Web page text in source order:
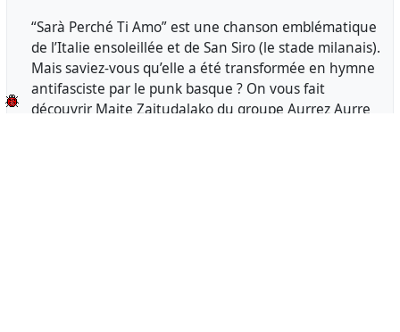
“Sarà Perché Ti Amo” est une chanson emblématique
de l’Italie ensoleillée et de San Siro (le stade milanais).
Mais saviez-vous qu’elle a été transformée en hymne
antifasciste par le punk basque ? On vous fait
découvrir Maite Zaitudalako du groupe Aurrez Aurre